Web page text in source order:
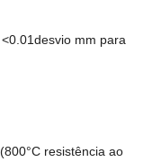
mm para
resistência ao